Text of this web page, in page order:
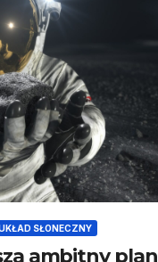
SŁONECZNY
ambitny plan